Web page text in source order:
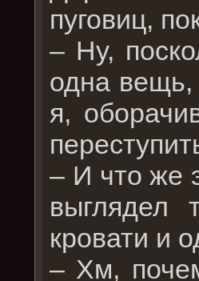
пуговиц,
– Ну,
одна вещь,
я,
– И что же
выглядел
кровати и
– Хм,